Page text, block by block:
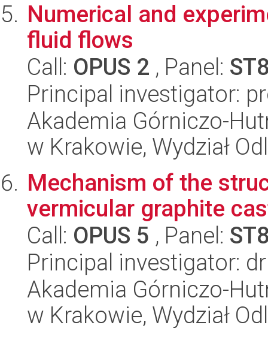
Numerical and
fluid flows
Call: OPUS 2 , Panel:
Principal investigator:
Akademia Górniczo-
w Krakowie, Wydział
Mechanism of the
vermicular graphite
Call: OPUS 5 , Panel:
Principal investigator:
Akademia Górniczo-
w Krakowie, Wydział